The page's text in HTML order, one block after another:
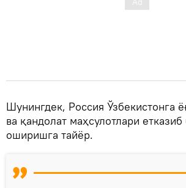
Шунингдек, Россия Ўзбекистонга
ва қандолат маҳсулотлари
оширишга тайёр.